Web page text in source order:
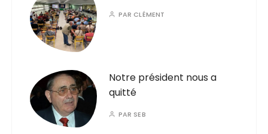
PAR CLÉMENT
Notre président nous a
quitté
PAR SEB